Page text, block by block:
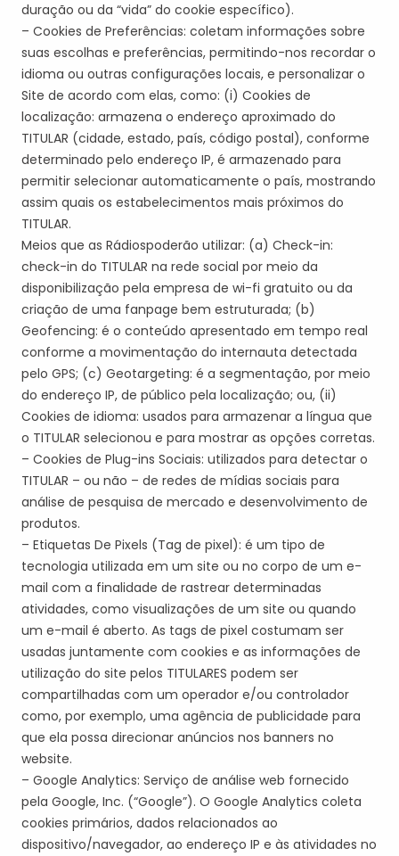
duração ou da “vida” do cookie específico).
– Cookies de Preferências: coletam informações sobre
suas escolhas e preferências, permitindo-nos recordar o
idioma ou outras configurações locais, e personalizar o
Site de acordo com elas, como: (i) Cookies de
localização: armazena o endereço aproximado do
TITULAR (cidade, estado, país, código postal), conforme
determinado pelo endereço IP, é armazenado para
permitir selecionar automaticamente o país, mostrando
assim quais os estabelecimentos mais próximos do
TITULAR.
Meios que as Rádiospoderão utilizar: (a) Check-in:
check-in do TITULAR na rede social por meio da
disponibilização pela empresa de wi-fi gratuito ou da
criação de uma fanpage bem estruturada; (b)
Geofencing: é o conteúdo apresentado em tempo real
conforme a movimentação do internauta detectada
pelo GPS; (c) Geotargeting: é a segmentação, por meio
do endereço IP, de público pela localização; ou, (ii)
Cookies de idioma: usados para armazenar a língua que
o TITULAR selecionou e para mostrar as opções corretas.
– Cookies de Plug-ins Sociais: utilizados para detectar o
TITULAR – ou não – de redes de mídias sociais para
análise de pesquisa de mercado e desenvolvimento de
produtos.
– Etiquetas De Pixels (Tag de pixel): é um tipo de
tecnologia utilizada em um site ou no corpo de um e-
mail com a finalidade de rastrear determinadas
atividades, como visualizações de um site ou quando
um e-mail é aberto. As tags de pixel costumam ser
usadas juntamente com cookies e as informações de
utilização do site pelos TITULARES podem ser
compartilhadas com um operador e/ou controlador
como, por exemplo, uma agência de publicidade para
que ela possa direcionar anúncios nos banners no
website.
– Google Analytics: Serviço de análise web fornecido
pela Google, Inc. (“Google”). O Google Analytics coleta
cookies primários, dados relacionados ao
dispositivo/navegador, ao endereço IP e às atividades no